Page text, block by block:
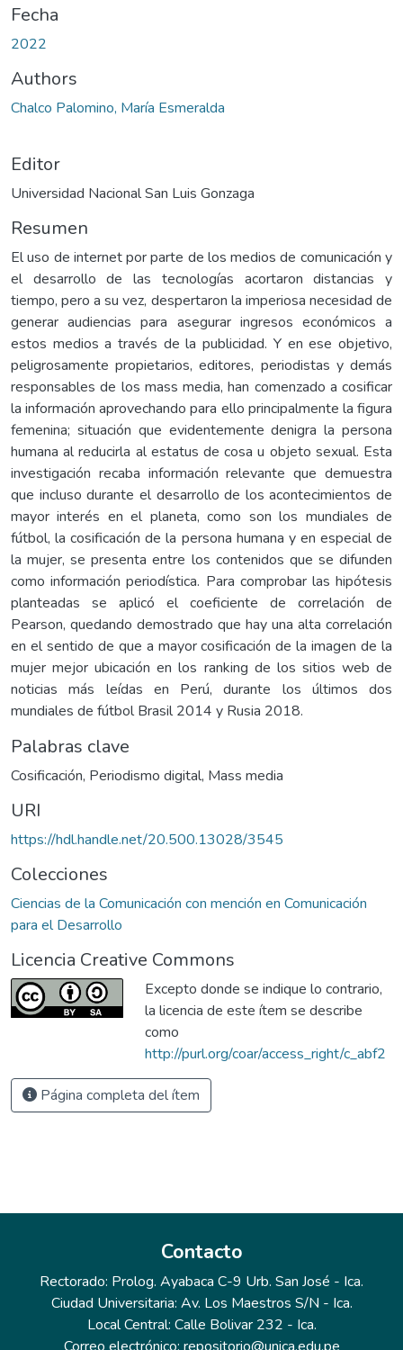
Fecha
2022
Authors
Chalco Palomino, María Esmeralda
Editor
Universidad Nacional San Luis Gonzaga
Resumen
El uso de internet por parte de los medios de comunicación y
el desarrollo de las tecnologías acortaron distancias y
tiempo, pero a su vez, despertaron la imperiosa necesidad de
generar audiencias para asegurar ingresos económicos a
estos medios a través de la publicidad. Y en ese objetivo,
peligrosamente propietarios, editores, periodistas y demás
responsables de los mass media, han comenzado a cosificar
la información aprovechando para ello principalmente la figura
femenina; situación que evidentemente denigra la persona
humana al reducirla al estatus de cosa u objeto sexual. Esta
investigación recaba información relevante que demuestra
que incluso durante el desarrollo de los acontecimientos de
mayor interés en el planeta, como son los mundiales de
fútbol, la cosificación de la persona humana y en especial de
la mujer, se presenta entre los contenidos que se difunden
como información periodística. Para comprobar las hipótesis
planteadas se aplicó el coeficiente de correlación de
Pearson, quedando demostrado que hay una alta correlación
en el sentido de que a mayor cosificación de la imagen de la
mujer mejor ubicación en los ranking de los sitios web de
noticias más leídas en Perú, durante los últimos dos
mundiales de fútbol Brasil 2014 y Rusia 2018.
Palabras clave
Cosificación, Periodismo digital, Mass media
URI
https://hdl.handle.net/20.500.13028/3545
Colecciones
Ciencias de la Comunicación con mención en Comunicación
para el Desarrollo
Licencia Creative Commons
Excepto donde se indique lo contrario,
la licencia de este ítem se describe
como
http://purl.org/coar/access_right/c_abf2
Página completa del ítem
Contacto
Rectorado: Prolog. Ayabaca C-9 Urb. San José - Ica.
Ciudad Universitaria: Av. Los Maestros S/N - Ica.
Local Central: Calle Bolivar 232 - Ica.